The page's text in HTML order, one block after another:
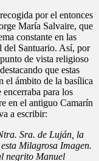
por el entonces
María Salvaire, que
constante en las
del Santuario. Así, por
de vista religioso
que estas
el ámbito de la basílica
para los
en el antiguo Camarín
a escribir:
Sra. de Luján, la
Milagrosa Imagen.
negrito Manuel